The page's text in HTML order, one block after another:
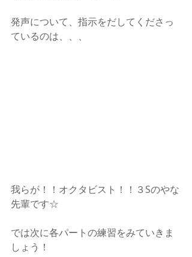
発声について、指示をだしてくださっ
ているのは、、、
我らが！！オクタビスト！！３Sのやな
先輩です☆
では次に各パートの練習をみていきま
しょう！